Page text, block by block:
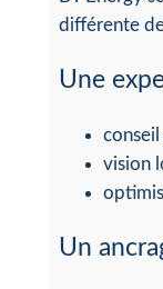
différente
Une
vision
Un